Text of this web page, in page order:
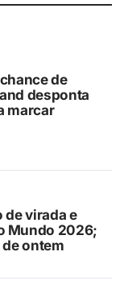
de
desponta
marcar
de virada e
Mundo 2026;
ontem